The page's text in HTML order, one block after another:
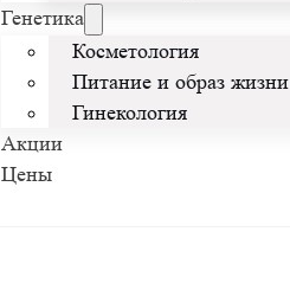
Генетика
Косметология
Питание и образ жизни
Гинекология
Акции
Цены